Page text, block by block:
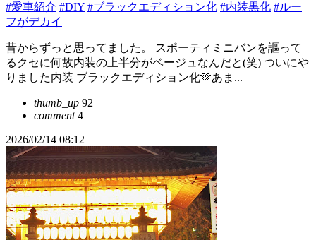
#愛車紹介 #DIY #ブラックエディション化 #内装黒化 #ルー
フがデカイ
昔からずっと思ってました。 スポーティミニバンを謳って
るクセに何故内装の上半分がベージュなんだと(笑) ついにや
りました内装 ブラックエディション化🫶あま...
thumb_up 92
comment4
2026/02/14 08:12